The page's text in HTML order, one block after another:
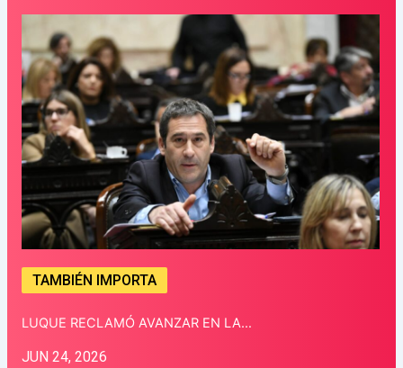
TAMBIÉN IMPORTA
LUQUE RECLAMÓ AVANZAR EN LA…
JUN 24, 2026